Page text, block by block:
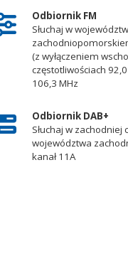
Odbiornik FM
Słuchaj w
(z wyłączeniem
częstotliwościach
106,3 MHz
Odbiornik DAB+
Słuchaj w zachodniej
województwa
kanał 11A